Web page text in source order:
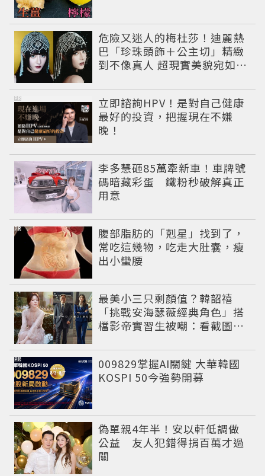
危險又迷人的梅杜莎！迪麗熱
巴「珍珠頭飾＋公主切」精緻
到不像真人 超現實美貌宛如神
立即諮詢HPV！是對自己健康
最好的投資，把握現在不嫌
晚！
PR
李多慧砸85萬牽新車！車牌號
碼暗藏彩蛋 鐵粉秒破解真正
用意
腹部脂肪的「剋星」找到了，
常吃這幾物，吃走大肚囊，瘦
出小蠻腰
PR
最美小三只剩顏值？韓韶禧
「挑戰安海瑟薇經典角色」搭
檔影帝實習生被嘲：看截圖就
009829掌握AI關鍵 大華韓國
KOSPI 50今強勢開募
PR
偽單親4年半！安以軒低調做
公益 友人犯錯得捐百萬才過
關